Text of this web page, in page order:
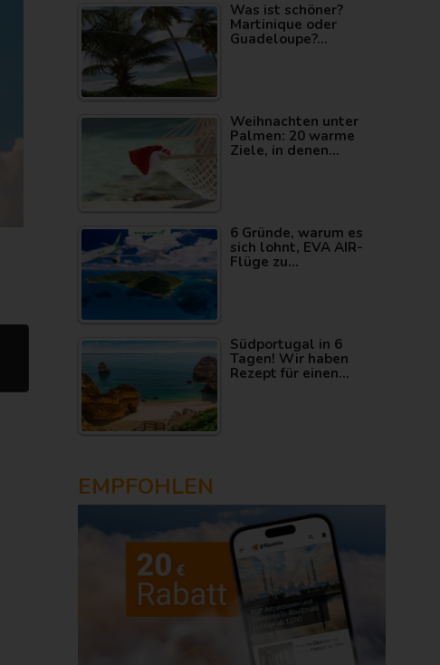
Was ist schöner?
Martinique oder
Guadeloupe?…
Weihnachten unter
Palmen: 20 warme
Ziele, in denen…
6 Gründe, warum es
sich lohnt, EVA AIR-
Flüge zu…
Südportugal in 6
Tagen! Wir haben
Rezept für einen…
EMPFOHLEN